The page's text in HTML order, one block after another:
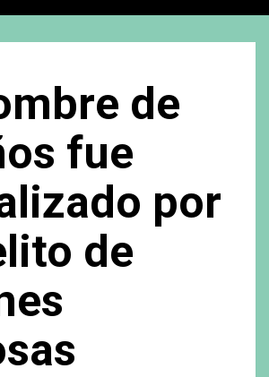
de
fue
por
de